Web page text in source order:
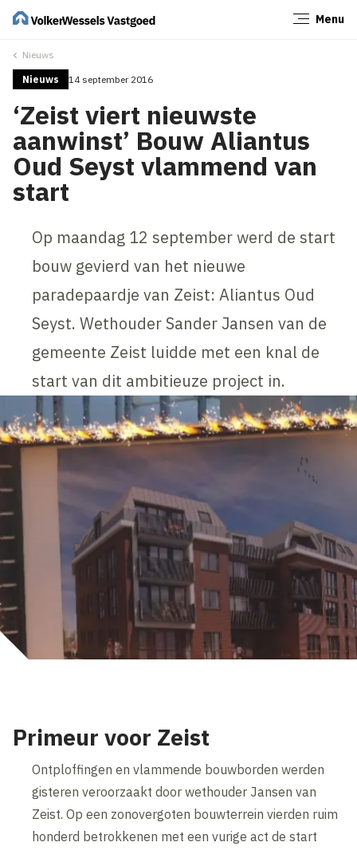
Menu
Nieuws
Nieuws 14 september 2016
‘Zeist viert nieuwste
aanwinst’ Bouw Aliantus
Oud Seyst vlammend van
start
Op maandag 12 september werd de start
bouw gevierd van het nieuwe
paradepaardje van Zeist: Aliantus Oud
Seyst. Wethouder Sander Jansen van de
gemeente Zeist luidde met een knal de
start van dit ambitieuze project in.
Primeur voor Zeist
Ontploffingen en vlammende bouwborden werden
gisteren veroorzaakt door wethouder Jansen van
Zeist. Op een zonovergoten bouwterrein vierden ruim
honderd betrokkenen met een vurige act de start
Sluiten